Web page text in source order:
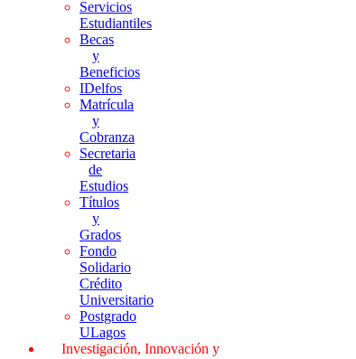
Servicios
Estudiantiles
Becas
y
Beneficios
IDelfos
Matrícula
y
Cobranza
Secretaria
de
Estudios
Títulos
y
Grados
Fondo
Solidario
Crédito
Universitario
Postgrado
ULagos
Investigación, Innovación y